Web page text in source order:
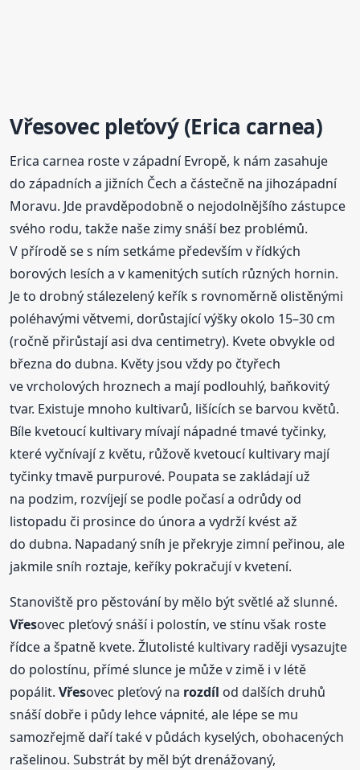
Vřesovec pleťový (Erica carnea)
Erica carnea roste v západní Evropě, k nám zasahuje
do západních a jižních Čech a částečně na jihozápadní
Moravu. Jde pravděpodobně o nejodolnějšího zástupce
svého rodu, takže naše zimy snáší bez problémů.
V přírodě se s ním setkáme především v řídkých
borových lesích a v kamenitých sutích různých hornin.
Je to drobný stálezelený keřík s rovnoměrně olistěnými
poléhavými větvemi, dorůstající výšky okolo 15–30 cm
(ročně přirůstají asi dva centimetry). Kvete obvykle od
března do dubna. Květy jsou vždy po čtyřech
ve vrcholových hroznech a mají podlouhlý, baňkovitý
tvar. Existuje mnoho kultivarů, lišících se barvou květů.
Bíle kvetoucí kultivary mívají nápadné tmavé tyčinky,
které vyčnívají z květu, růžově kvetoucí kultivary mají
tyčinky tmavě purpurové. Poupata se zakládají už
na podzim, rozvíjejí se podle počasí a odrůdy od
listopadu či prosince do února a vydrží kvést až
do dubna. Napadaný sníh je překryje zimní peřinou, ale
jakmile sníh roztaje, keříky pokračují v kvetení.
Stanoviště pro pěstování by mělo být světlé až slunné.
Vřesovec pleťový snáší i polostín, ve stínu však roste
řídce a špatně kvete. Žlutolisté kultivary raději vysazujte
do polostínu, přímé slunce je může v zimě i v létě
popálit.Vřesovec pleťový na rozdíl od dalších druhů
snáší dobře i půdy lehce vápnité, ale lépe se mu
samozřejmě daří také v půdách kyselých, obohacených
rašelinou. Substrát by měl být drenážovaný,